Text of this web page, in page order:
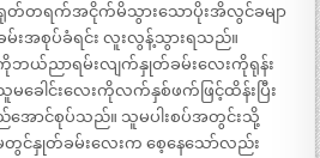
တ်တရက်အငိုက်မိသွားသောပိုးအိလွင်ခမျာ
မ်းအစုပ်ခံရင်း လူးလွန့်သွားရသည်။
ကိုဘယ်ညာရမ်းလျက်နှုတ်ခမ်းလေးကိုရုန်း
ခေါင်းလေးကိုလက်နှစ်ဖက်ဖြင့်ထိန်းပြီး
ောင်စုပ်သည်။ သူမပါးစပ်အတွင်းသို့
နှုတ်ခမ်းလေးက စေ့နေသော်လည်း